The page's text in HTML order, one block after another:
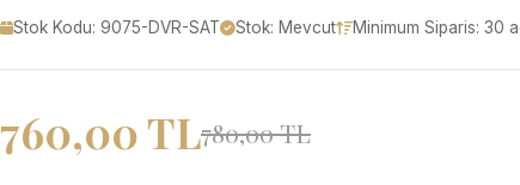
Stok Kodu: 9075-DVR-SAT Stok: Mevcut Minimum Siparis: 30
760,00 TL780,00 TL